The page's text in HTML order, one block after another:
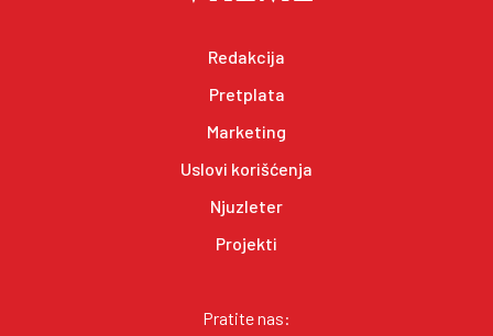
Redakcija
Pretplata
Marketing
Uslovi korišćenja
Njuzleter
Projekti
Pratite nas: